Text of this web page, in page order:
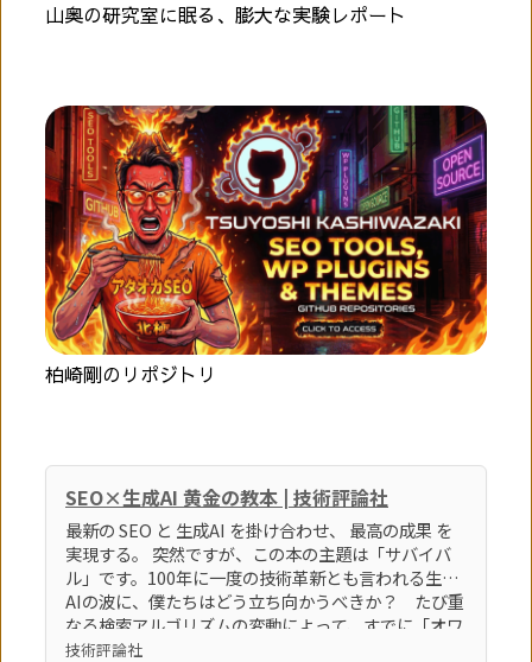
山奥の研究室に眠る、膨大な実験レポート
柏崎剛のリポジトリ
SEO×生成AI 黄金の教本 | 技術評論社
最新の SEO と 生成AI を掛け合わせ、 最高の成果 を
実現する。 突然ですが、この本の主題は「サバイバ
ル」です。100年に一度の技術革新とも言われる生成
AIの波に、僕たちはどう立ち向かうべきか？ たび重
なる検索アルゴリズムの変動によって、すでに「オワ
コン」とすら言われているブログやアフィリエイトサ
技術評論社